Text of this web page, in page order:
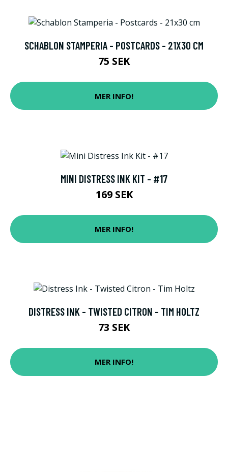
SCHABLON STAMPERIA - POSTCARDS - 21X30 CM
75 SEK
MER INFO!
MINI DISTRESS INK KIT - #17
169 SEK
MER INFO!
DISTRESS INK - TWISTED CITRON - TIM HOLTZ
73 SEK
MER INFO!